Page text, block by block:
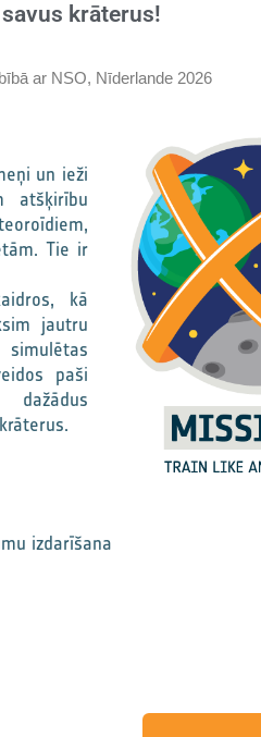
krāterus!
ar NSO, Nīderlande 2026
un ieži
atšķirību
Tie ir
kā
jautru
paši
izdarīšana